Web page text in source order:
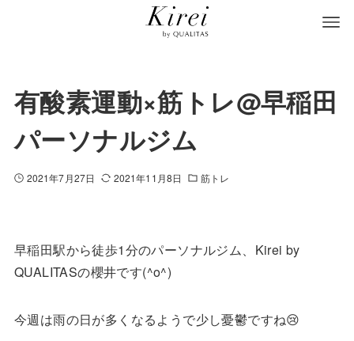
有酸素運動×筋トレ@早稲田
パーソナルジム
2021年7月27日 2021年11月8日 筋トレ
早稲田駅から徒歩1分のパーソナルジム、Kirei by
QUALITASの櫻井です(^o^)
今週は雨の日が多くなるようで少し憂鬱ですね😢